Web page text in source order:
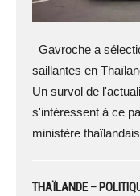
Gavroche a
saillantes en
Un survol de
s'intéressent à ce
ministère
THAÏLANDE –